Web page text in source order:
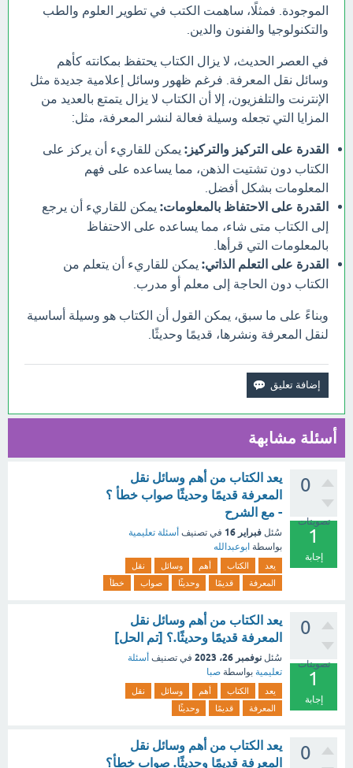
الموجودة. فمثلًا، ساهمت الكتب في تطوير العلوم والطب
والتكنولوجيا والفنون والدين.
في العصر الحديث، لا يزال الكتاب يحتفظ بمكانته كأهم
وسائل نقل المعرفة. فرغم ظهور وسائل إعلامية جديدة مثل
الإنترنت والتلفزيون، إلا أن الكتاب لا يزال يتمتع بالعديد من
المزايا التي تجعله وسيلة فعالة لنشر المعرفة، مثل:
القدرة على التركيز والتركيز: يمكن للقاريء أن يركز على
الكتاب دون تشتيت الذهن، مما يساعده على فهم
المعلومات بشكل أفضل.
القدرة على الاحتفاظ بالمعلومات: يمكن للقاريء أن يرجع
إلى الكتاب متى شاء، مما يساعده على الاحتفاظ
بالمعلومات التي قرأها.
القدرة على التعلم الذاتي: يمكن للقاريء أن يتعلم من
الكتاب دون الحاجة إلى معلم أو مدرب.
وبناءً على ما سبق، يمكن القول أن الكتاب هو وسيلة أساسية
لنقل المعرفة ونشرها، قديمًا وحديثًا.
أسئلة مشابهة
0
تصويتات
1
إجابة
يعد الكتاب من أهم وسائل نقل
المعرفة قديمًا وحديثًا صواب خطأ ؟
- مع الشرح
سُئل فبراير 16 في تصنيف أسئلة تعليمية
بواسطة ابوعبدالله
يعد الكتاب أهم وسائل
نقل
المعرفة
قديمًا وحديثًا صواب خطأ
0
تصويتات
1
إجابة
يعد الكتاب من أهم وسائل نقل
المعرفة قديمًا وحديثًا.؟ [تم الحل]
سُئل نوفمبر 26، 2023 في تصنيف أسئلة
تعليمية بواسطة صبا
يعد الكتاب أهم وسائل
نقل
المعرفة
قديمًا وحديثًا
0
يعد الكتاب من أهم وسائل نقل
المعرفة قديمًا وحديثًا. صواب خطأ؟